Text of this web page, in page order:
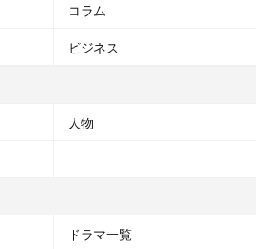
コラム
ビジネス
人物
ドラマ一覧